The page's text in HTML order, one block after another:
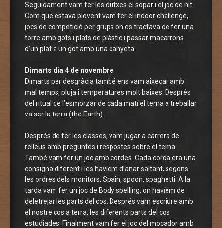
Seguidament vam fer les dutxes el sopar i el joc de nit.
Com que estava plovent vam fer el indoor challenge,
jocs de competició per grups on es tractava de fer una
torre amb gots i plats de plàstic i passar macarrons
d’un plat a un got amb una canyeta.
Dimarts dia 4 de novembre
Dimarts per desgràcia també ens vam aixecar amb
mal temps, pluja i temperatures molt baixes. Després
del ritual de l’esmorzar de cada matí el tema a treballar
va ser la terra (the Earth).
Després de fer les classes, vam jugar a carrera de
relleus amb preguntes i respostes sobre el tema.
També vam fer un joc amb cordes. Cada corda era una
consigna diferent i les havíem d’anar saltant, segons
les ordres dels monitors: Spain, spoon, spaghetti. A la
tarda vam fer un joc de Body spelling, on havíem de
deletrejar les parts del cos. Després vam escriure amb
el nostre cos a terra, les diferents parts del cos
estudiades. Finalment vam fer el joc del mocador amb